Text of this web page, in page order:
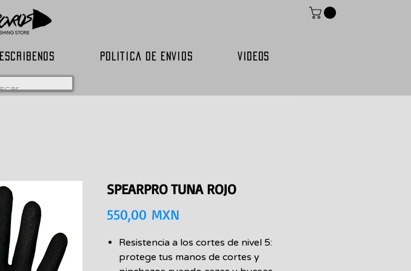
ESCRIBENOS POLITICA DE ENVIOS VIDEOS
SPEARPRO TUNA ROJO
550,00 MXN
Resistencia a los cortes de nivel 5:
protege tus manos de cortes y